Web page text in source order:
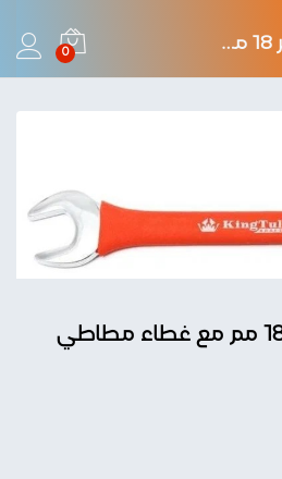
مفتاح بلدي مشرشر 18 مم مع غطاء مطاطي KINGTUL 0
مفتاح بلدي مشرشر 18 مم مع غطاء مطاطي